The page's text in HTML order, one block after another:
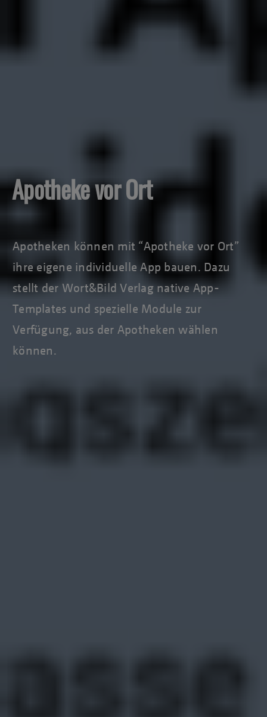
Apotheke vor Ort
Apotheken können mit “Apotheke vor Ort”
ihre eigene individuelle App bauen. Dazu
stellt der Wort&Bild Verlag native App-
Templates und spezielle Module zur
Verfügung, aus der Apotheken wählen
können.